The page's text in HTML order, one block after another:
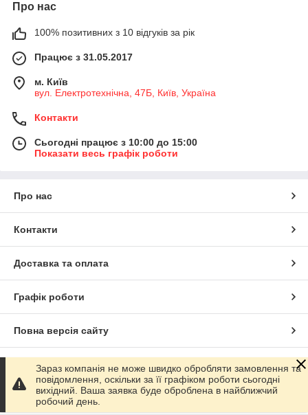
Про нас
100% позитивних з 10 відгуків за рік
Працює з 31.05.2017
м. Київ
вул. Електротехнічна, 47Б, Київ, Україна
Контакти
Сьогодні працює з 10:00 до 15:00
Показати весь графік роботи
Про нас
Контакти
Доставка та оплата
Графік роботи
Повна версія сайту
Сайт створено на маркетплейсі Prom.ua
Політика конфіденційності
Зараз компанія не може швидко обробляти замовлення та
повідомлення, оскільки за її графіком роботи сьогодні
вихідний. Ваша заявка буде оброблена в найближчий
робочий день.